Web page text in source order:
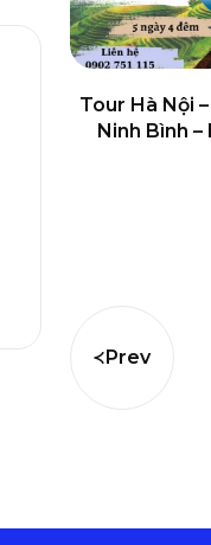
Tour Hà Nội
Ninh Bình
Prev